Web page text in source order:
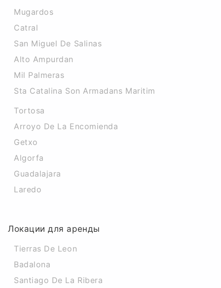
Mugardos
Catral
San Miguel De Salinas
Alto Ampurdan
Mil Palmeras
Sta Catalina Son Armadans Maritim
Tortosa
Arroyo De La Encomienda
Getxo
Algorfa
Guadalajara
Laredo
Локации для аренды
Tierras De Leon
Badalona
Santiago De La Ribera